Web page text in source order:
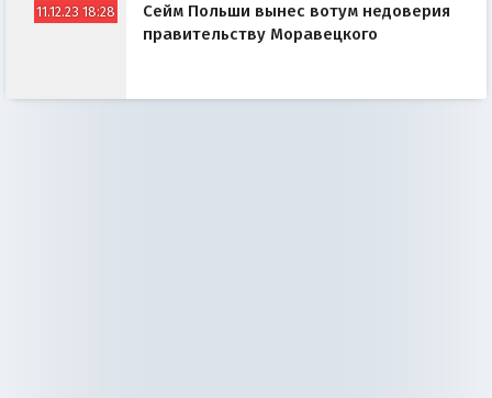
11.12.23 18:28
Сейм Польши вынес вотум недоверия
правительству Моравецкого